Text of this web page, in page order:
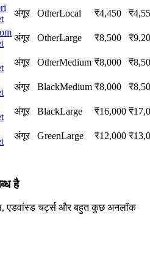
अंगूर OtherLocal ₹4,450 ₹
अंगूर OtherLarge ₹8,500 ₹
अंगूर OtherMedium ₹8,000 ₹
अंगूर BlackMedium ₹8,000 ₹
अंगूर BlackLarge ₹16,000 ₹
अंगूर GreenLarge ₹12,000 ₹
है
एडवांस्ड चर्ट्स और बहुत कुछ अनलॉक